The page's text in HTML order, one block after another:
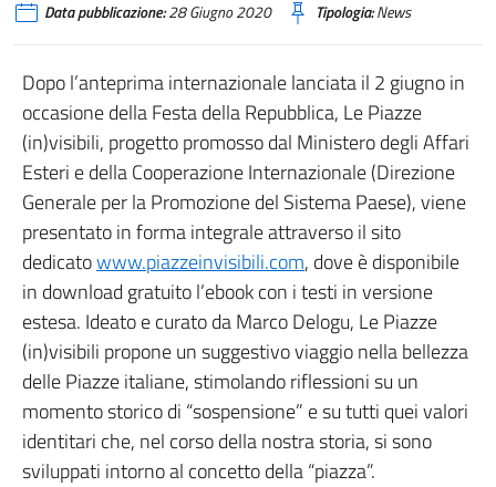
Data pubblicazione:28 Giugno 2020 Tipologia:News
Dopo l’anteprima internazionale lanciata il 2 giugno in
occasione della Festa della Repubblica, Le Piazze
(in)visibili, progetto promosso dal Ministero degli Affari
Esteri e della Cooperazione Internazionale (Direzione
Generale per la Promozione del Sistema Paese), viene
presentato in forma integrale attraverso il sito
dedicatowww.piazzeinvisibili.com, dove è disponibile
in download gratuito l’ebook con i testi in versione
estesa. Ideato e curato da Marco Delogu, Le Piazze
(in)visibili propone un suggestivo viaggio nella bellezza
delle Piazze italiane, stimolando riflessioni su un
momento storico di “sospensione” e su tutti quei valori
identitari che, nel corso della nostra storia, si sono
sviluppati intorno al concetto della “piazza”.